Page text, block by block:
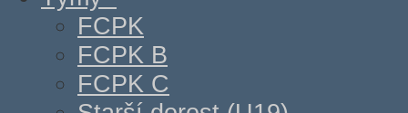
FCPK
FCPK B
FCPK C